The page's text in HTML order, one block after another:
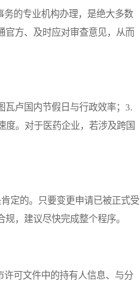
的专业机构办理，是绝大多数
官方、及时应对审查意见，从而
卢国内节假日与行政效率；3.
度。对于医药企业，若涉及跨国
定的。只要变更申请已被正式受
，建议尽快完成整个程序。
可文件中的持有人信息、与分